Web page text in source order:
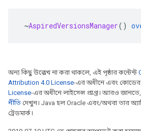
~AspiredVersionsManager()
অন্য কিছু উল্লেখ না করা থাকলে, এই পৃষ্ঠার কন্টেন্ট
Attribution 4.0 License-এর অধীনে এবং
License-এর অধীনে লাইসেন্স প্রাপ্ত। আরও জানতে,
নীতি দেখুন। Java হল Oracle এবং/অথবা তার
ট্রেডমার্ক।